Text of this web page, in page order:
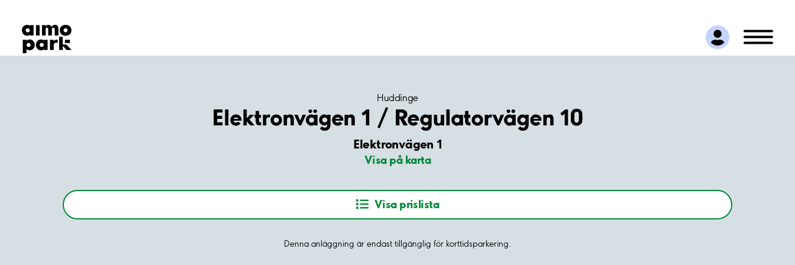
Hitta parkering
Samarbete
Kundservice
Huddinge
Elektronvägen 1 / Regulatorvägen 10
Elektronvägen 1
Visa på karta
Visa prislista
Denna anläggning är endast tillgänglig för korttidsparkering.